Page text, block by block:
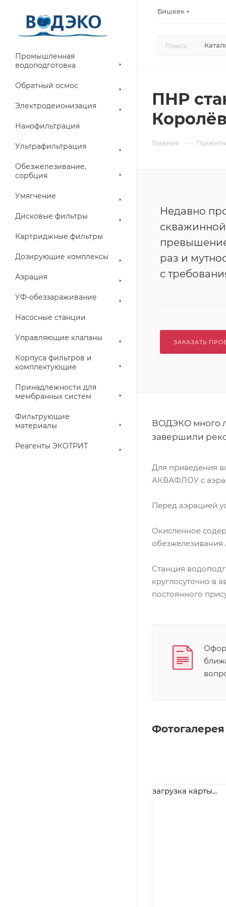
Бишкек
Промышленная
водоподготовка
Обратный осмос
Электродеионизация
Нанофильтрация
Ультрафильтрация
Обезжелезивание,
сорбция
Умягчение
Дисковые фильтры
Картриджные фильтры
Дозирующие комплексы
Аэрация
УФ-обеззараживание
Насосные станции
Управляющие клапаны
Корпуса фильтров и
комплектующие
Принадлежности для
мембранных систем
Фильтрующие
материалы
Реагенты ЭКОТРИТ
ПНР
Главная — Проекты
Недавно
раз и
с
ЗАКАЗАТЬ
ВОДЭКО много
завершили
Для приведения
АКВАФЛОУ с
Перед аэрацией
Окисленное
Станция
круглосуточно в
постоянного
Фотогалерея
загрузка карты...